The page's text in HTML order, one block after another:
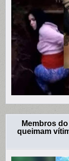
Membros
queimam